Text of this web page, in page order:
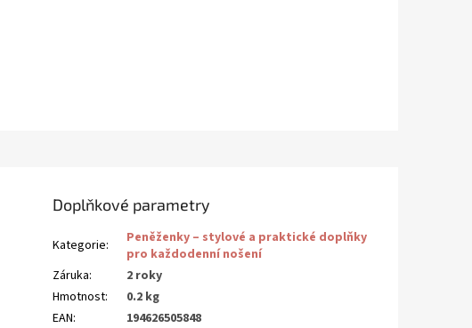
Doplňkové parametry
Kategorie:
Peněženky – stylové a praktické doplňky
pro každodenní nošení
Záruka:
2 roky
Hmotnost:
0.2 kg
EAN: 194626505848